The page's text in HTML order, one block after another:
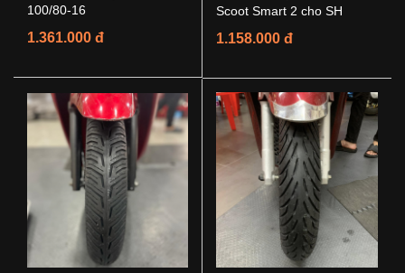
100/80-16
1.361.000 đ
Scoot Smart 2 cho SH
1.158.000 đ